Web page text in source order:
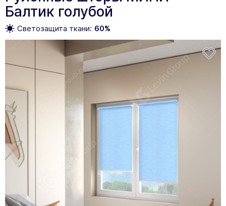
Балтик голубой
Светозащита ткани: 60%